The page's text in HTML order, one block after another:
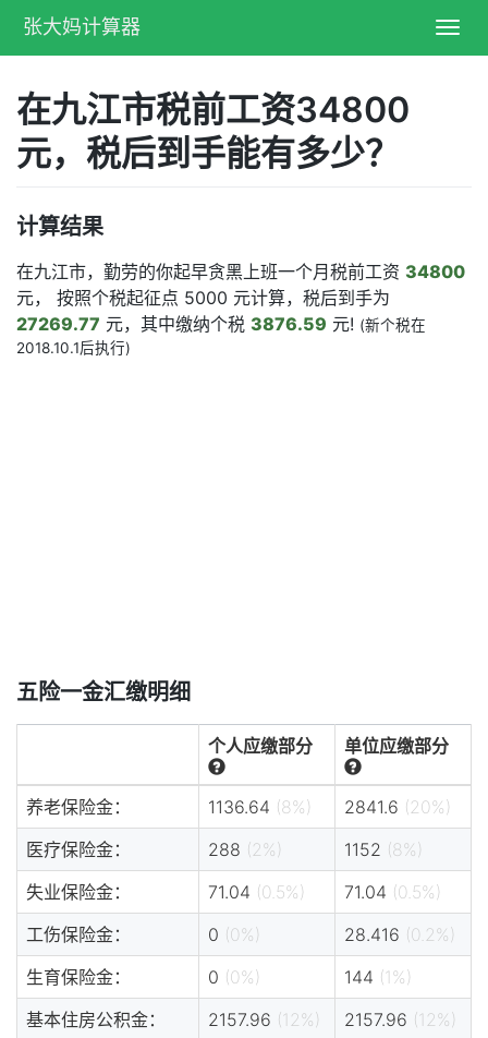
张大妈计算器
在九江市税前工资34800
元，税后到手能有多少？
计算结果
在九江市，勤劳的你起早贪黑上班一个月税前工资 34800
元， 按照个税起征点 5000 元计算，税后到手为
27269.77 元，其中缴纳个税 3876.59 元! (新个税在
2018.10.1后执行)
五险一金汇缴明细
个人应缴部分 单位应缴部分
养老保险金： 1136.64 (8%) 2841.6 (20%)
医疗保险金：
288 (2%) 1152 (8%)
失业保险金：
71.04 (0.5%) 71.04 (0.5%)
工伤保险金：
0 (0%) 28.416 (0.2%)
生育保险金：
0 (0%) 144 (1%)
基本住房公积金：
2157.96 (12%) 2157.96 (12%)